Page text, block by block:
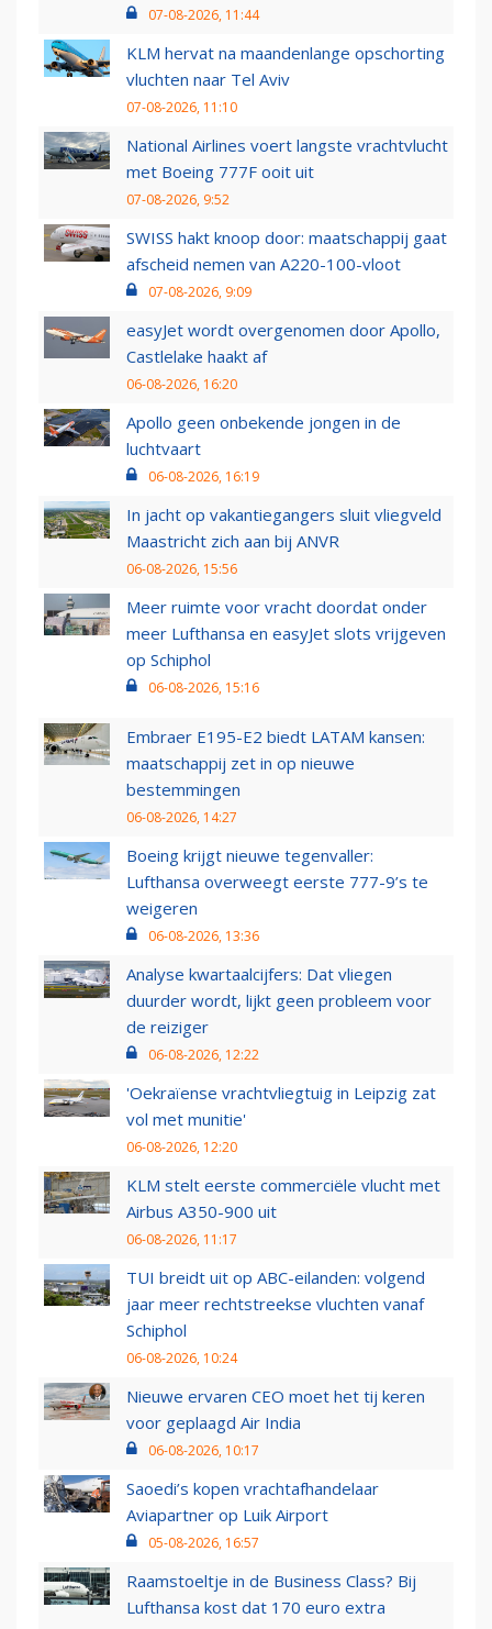
07-08-2026, 11:44
KLM hervat na maandenlange opschorting
vluchten naar Tel Aviv
07-08-2026, 11:10
National Airlines voert langste vrachtvlucht
met Boeing 777F ooit uit
07-08-2026, 9:52
SWISS hakt knoop door: maatschappij gaat
afscheid nemen van A220-100-vloot
07-08-2026, 9:09
easyJet wordt overgenomen door Apollo,
Castlelake haakt af
06-08-2026, 16:20
Apollo geen onbekende jongen in de
luchtvaart
06-08-2026, 16:19
In jacht op vakantiegangers sluit vliegveld
Maastricht zich aan bij ANVR
06-08-2026, 15:56
Meer ruimte voor vracht doordat onder
meer Lufthansa en easyJet slots vrijgeven
op Schiphol
06-08-2026, 15:16
Embraer E195-E2 biedt LATAM kansen:
maatschappij zet in op nieuwe
bestemmingen
06-08-2026, 14:27
Boeing krijgt nieuwe tegenvaller:
Lufthansa overweegt eerste 777-9’s te
weigeren
06-08-2026, 13:36
Analyse kwartaalcijfers: Dat vliegen
duurder wordt, lijkt geen probleem voor
de reiziger
06-08-2026, 12:22
'Oekraïense vrachtvliegtuig in Leipzig zat
vol met munitie'
06-08-2026, 12:20
KLM stelt eerste commerciële vlucht met
Airbus A350-900 uit
06-08-2026, 11:17
TUI breidt uit op ABC-eilanden: volgend
jaar meer rechtstreekse vluchten vanaf
Schiphol
06-08-2026, 10:24
Nieuwe ervaren CEO moet het tij keren
voor geplaagd Air India
06-08-2026, 10:17
Saoedi’s kopen vrachtafhandelaar
Aviapartner op Luik Airport
05-08-2026, 16:57
Raamstoeltje in de Business Class? Bij
Lufthansa kost dat 170 euro extra